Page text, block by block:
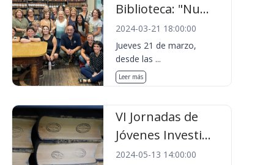
Biblioteca: "Nu...
2024-03-21 18:00:00
Jueves 21 de marzo,
desde las ...
Leer más
VI Jornadas de
Jóvenes Investi...
2024-05-13 14:00:00